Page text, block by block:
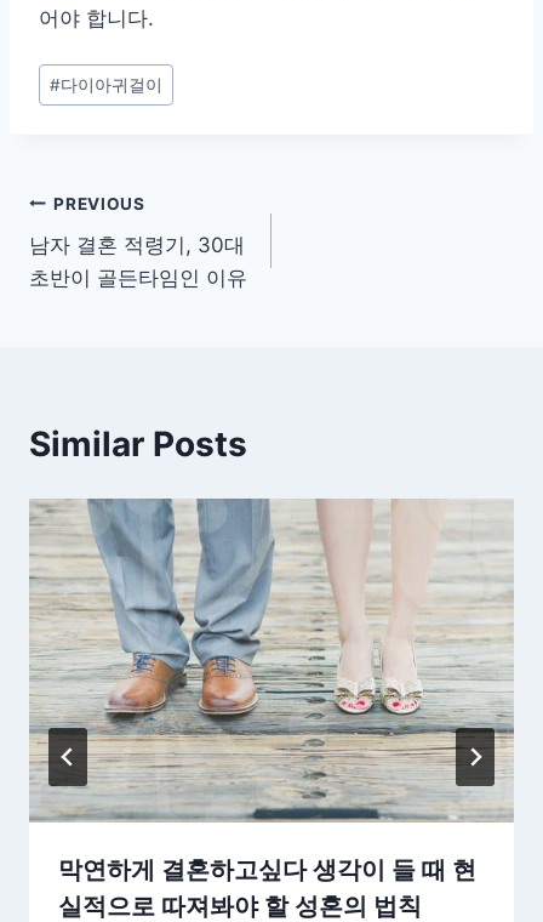
어야 합니다.
Post
Tags:
#다이아귀걸이
글
탐
PREVIOUS
남자 결혼 적령기, 30대
초반이 골든타임인 이유
Similar Posts
막연하게 결혼하고싶다 생각이 들 때 현
실적으로 따져봐야 할 성혼의 법칙